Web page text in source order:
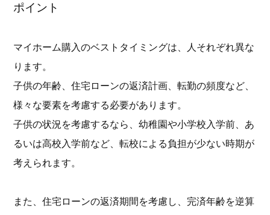
ポイント
マイホーム購入のベストタイミングは、人それぞれ異な
ります。
子供の年齢、住宅ローンの返済計画、転勤の頻度など、
様々な要素を考慮する必要があります。
子供の状況を考慮するなら、幼稚園や小学校入学前、あ
るいは高校入学前など、転校による負担が少ない時期が
考えられます。
また、住宅ローンの返済期間を考慮し、完済年齢を逆算